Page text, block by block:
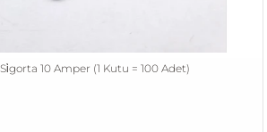
10 Amper (1 Kutu = 100 Adet)